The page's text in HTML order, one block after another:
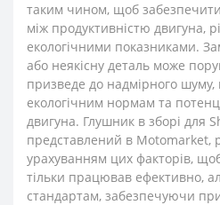
таким чином, щоб
між продуктивністю двигуна,
екологічними показниками.
або неякісну деталь може
призведе до надмірного шуму,
екологічним нормам та
двигуна. Глушник в зборі для
представлений в Motomarket,
урахуванням цих факторів,
тільки працював ефективно,
стандартам, забезпечуючи